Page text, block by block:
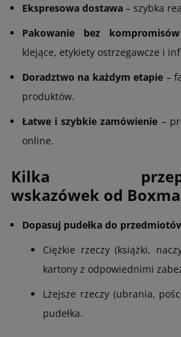
Ekspresowa dostawa – szybka
Pakowanie bez kompromisów
klejące, etykiety ostrzegawcze i
Doradztwo na każdym etapie –
produktów.
Łatwe i szybkie zamówienie –
online.
Kilka
wskazówek od
Dopasuj pudełka do
Ciężkie rzeczy (książki,
kartony z odpowiednimi
Lżejsze rzeczy (ubrania,
pudełka.